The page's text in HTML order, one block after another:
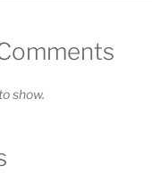
show.